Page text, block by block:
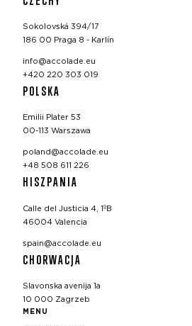
Sokolovská 394/17
186 00 Praga 8 - Karlín
info@accolade.eu
+420 220 303 019
POLSKA
Emilii Plater 53
00-113 Warszawa
poland@accolade.eu
+48 508 611 226
HISZPANIA
Calle del Justicia 4, 1ºB
46004 Valencia
spain@accolade.eu
CHORWACJA
Slavonska avenija 1a
10 000 Zagrzeb
MENU